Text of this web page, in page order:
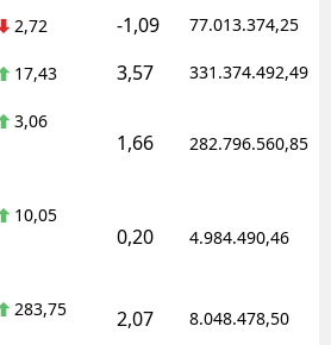
2,72 -1,09 77.013.374,25
17,43 3,57 331.374.492,49
3,06
1,66 282.796.560,85
10,05
0,20 4.984.490,46
283,75 2,07 8.048.478,50